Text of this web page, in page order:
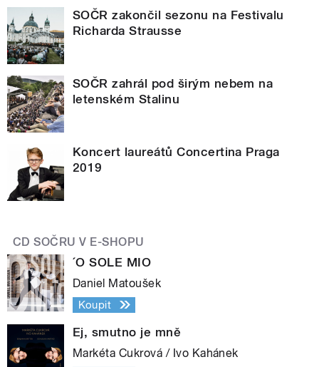
SOČR zakončil sezonu na Festivalu
Richarda Strausse
SOČR zahrál pod širým nebem na
letenském Stalinu
Koncert laureátů Concertina Praga
2019
CD SOČRU V E-SHOPU
´O SOLE MIO
Daniel Matoušek
Koupit
Ej, smutno je mně
Markéta Cukrová / Ivo Kahánek